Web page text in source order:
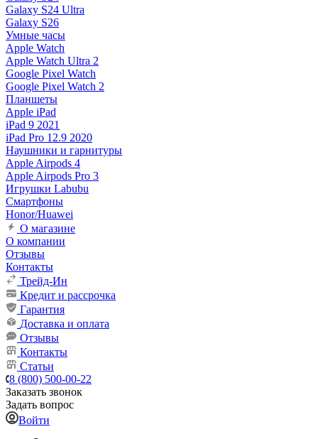
Galaxy S24 Ultra
Galaxy S26
Умные часы
Apple Watch
Apple Watch Ultra 2
Google Pixel Watch
Google Pixel Watch 2
Планшеты
Apple iPad
iPad 9 2021
iPad Pro 12.9 2020
Наушники и гарнитуры
Apple Airpods 4
Apple Airpods Pro 3
Игрушки Labubu
Смартфоны
Honor/Huawei
О магазине
О компании
Отзывы
Контакты
Трейд-Ин
Кредит и рассрочка
Гарантия
Доставка и оплата
Отзывы
Контакты
Статьи
8 (800) 500-00-22
Заказать звонок
Задать вопрос
Войти